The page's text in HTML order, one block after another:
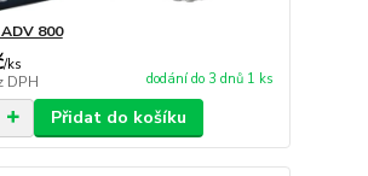
800
/ks
DPH dodání do 3 dnů 1 ks
Přidat do košíku